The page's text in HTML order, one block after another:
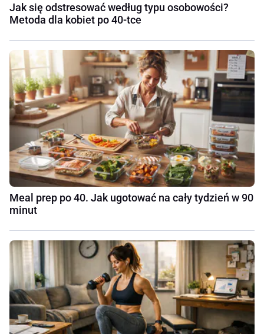
Jak się odstresować według typu osobowości?
Metoda dla kobiet po 40-tce
Meal prep po 40. Jak ugotować na cały tydzień w 90
minut